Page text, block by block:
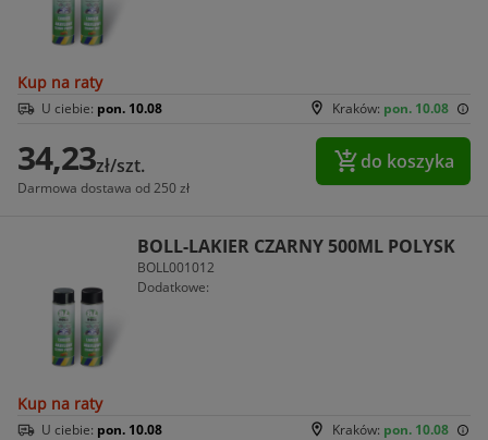
Kup na raty
Kraków: pon. 10.08
U ciebie: pon. 10.08
34,23zł/szt.
Darmowa dostawa od 250 zł
do koszyka
BOLL-LAKIER CZARNY 500ML POLYSK
BOLL001012
Dodatkowe:
Kup na raty
Kraków: pon. 10.08
U ciebie: pon. 10.08